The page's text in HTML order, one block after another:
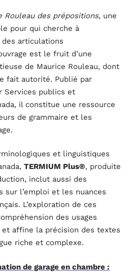
Rouleau des prépositions, une
pour qui cherche à
articulations
est le fruit d’une
de Maurice Rouleau, dont
fait autorité. Publié par
Services publics et
il constitue une ressource
de grammaire et les
et linguistiques
TERMIUM Plus®, produite
inclut aussi des
sur l’emploi et les nuances
L’exploration de ces
des usages
affine la précision des textes
riche et complexe.
de garage en chambre :